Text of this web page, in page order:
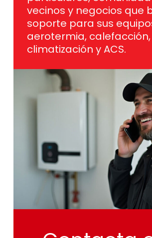
vecinos y negocios que
soporte para sus
aerotermia, calefacción,
climatización y ACS.